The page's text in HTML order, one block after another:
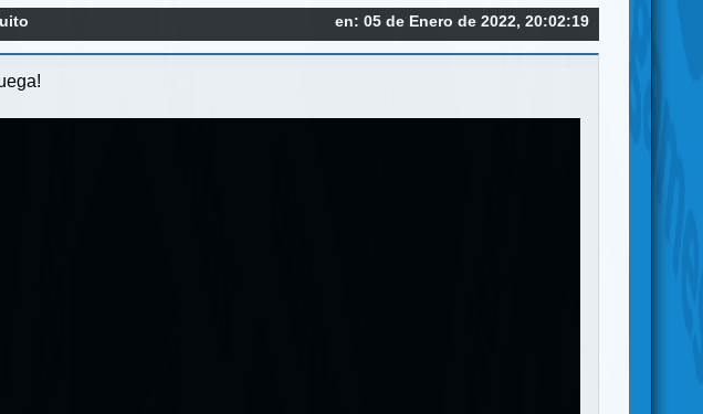
en: 05 de Enero de 2022, 20:02:19